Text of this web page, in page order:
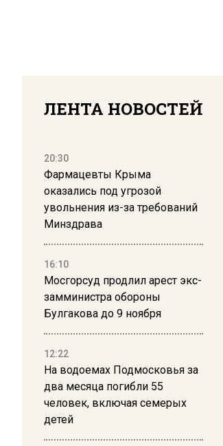
ЛЕНТА НОВОСТЕЙ
20:30
Фармацевты Крыма
оказались под угрозой
увольнения из-за требований
Минздрава
16:10
Мосгорсуд продлил арест экс-
замминистра обороны
Булгакова до 9 ноября
12:22
На водоемах Подмосковья за
два месяца погибли 55
человек, включая семерых
детей